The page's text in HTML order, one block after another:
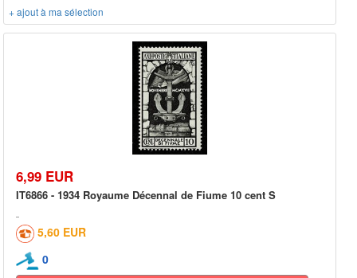
+ ajout à ma sélection
6,99 EUR
IT6866 - 1934 Royaume Décennal de Fiume 10 cent S
5,60 EUR
0